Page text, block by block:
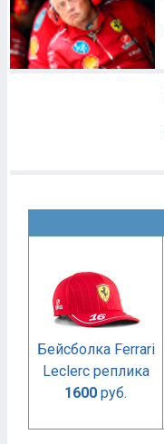
Бейсболка Ferrari
Leclerc реплика
1600 руб.